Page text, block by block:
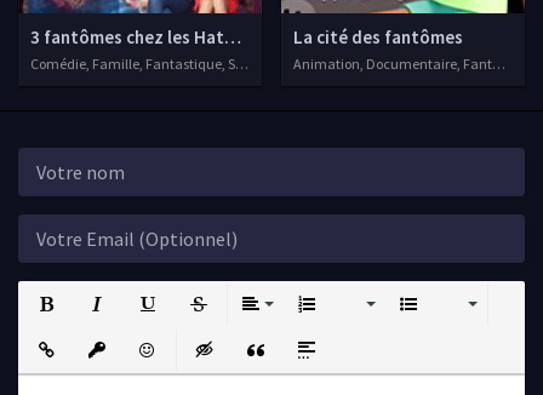
3 fantômes chez les Hathaway
Comédie, Famille, Fantastique, Séries VF, 2013
La cité des fantômes
Animation, Documentaire, Fantastique,
Strikethrough
Insert LinkInsert protected link
EmoticonsInsert hidden text
Insert QuoteInsert spoiler